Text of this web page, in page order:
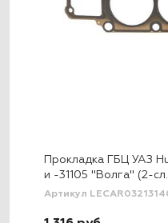
Прокладка ГБЦ УАЗ
и -31105 "Волга" (2-
Артикул